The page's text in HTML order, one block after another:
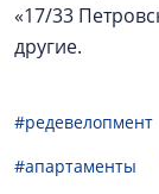
«17/33
другие.
#редевелопмент
#апартаменты